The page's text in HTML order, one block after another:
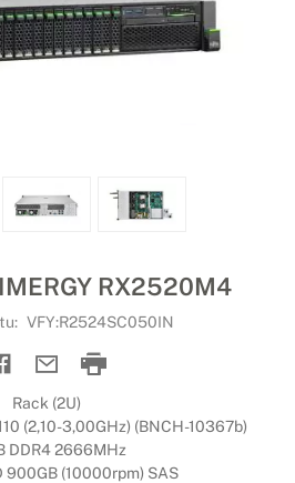
RX2520M4
VFY:R2524SC050IN
Rack (2U)
(2,10-3,00GHz) (BNCH-10367b)
DDR4 2666MHz
900GB (10000rpm) SAS